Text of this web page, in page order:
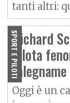
tanti altri:
SPORT E PILOTI
Richard
pilota
falegname
Oggi è un